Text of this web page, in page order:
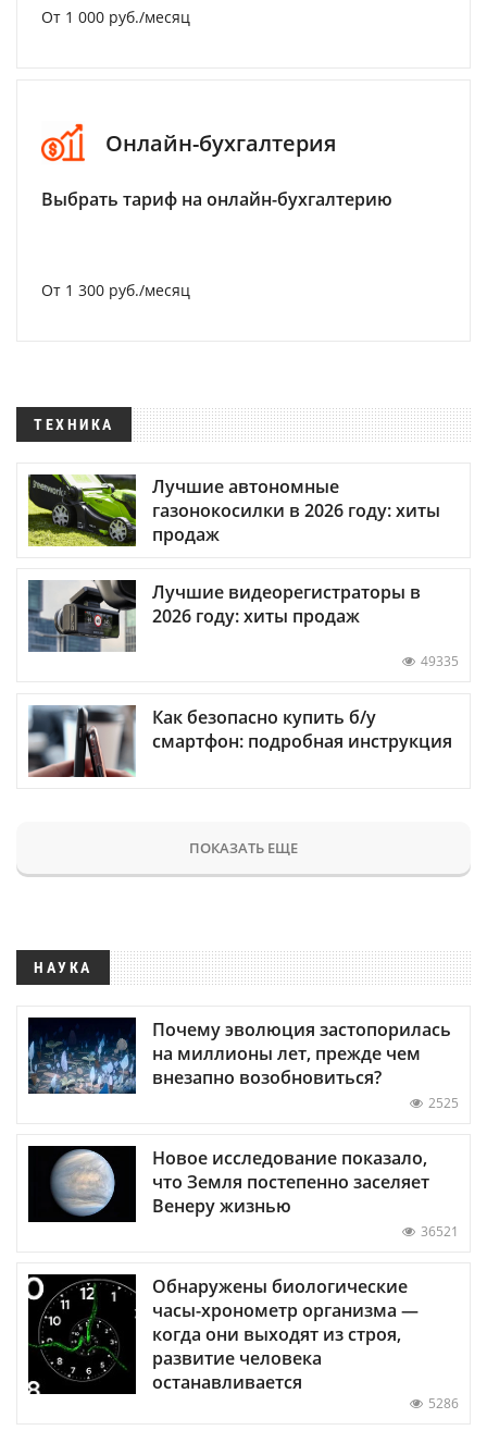
От 1 000 руб./месяц
Онлайн-бухгалтерия
Выбрать тариф на онлайн-бухгалтерию
От 1 300 руб./месяц
ТЕХНИКА
Лучшие автономные
газонокосилки в 2026 году: хиты
продаж
Лучшие видеорегистраторы в
2026 году: хиты продаж
49335
Как безопасно купить б/у
смартфон: подробная инструкция
ПОКАЗАТЬ ЕЩЕ
НАУКА
Почему эволюция застопорилась
на миллионы лет, прежде чем
внезапно возобновиться?
2525
Новое исследование показало,
что Земля постепенно заселяет
Венеру жизнью
36521
Обнаружены биологические
часы-хронометр организма —
когда они выходят из строя,
развитие человека
останавливается
5286